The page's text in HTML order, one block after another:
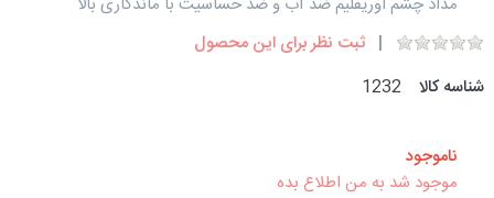
ثبت نظر برای این محصول
شناسه کالا
1232
ناموجود
موجود شد به من اطلاع بده